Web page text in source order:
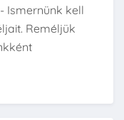
Ismernünk kell
Reméljük